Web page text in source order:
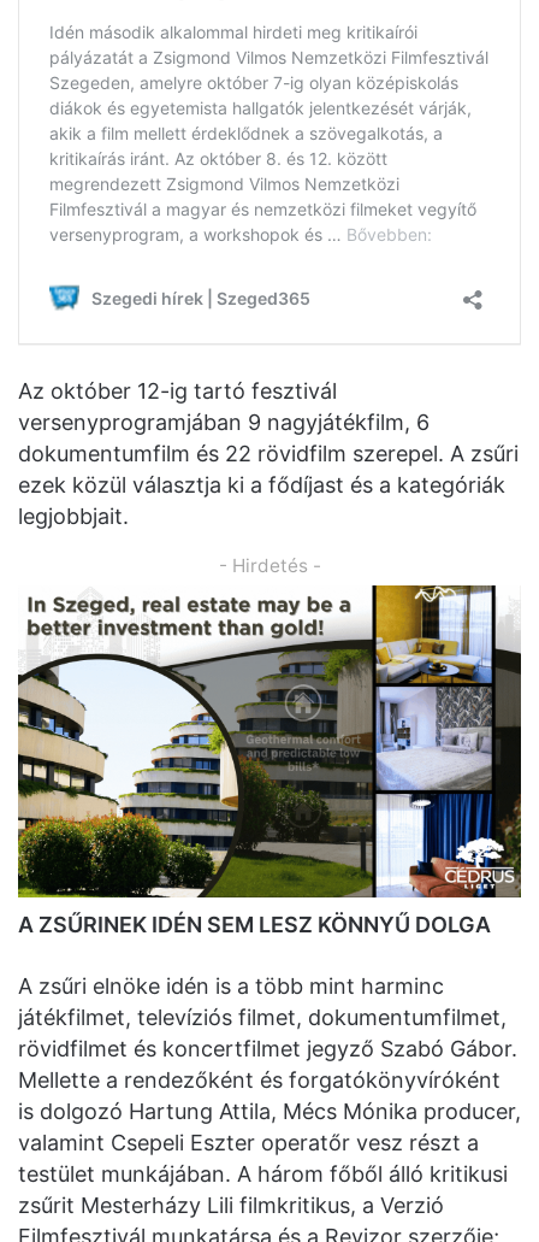
Az október 12-ig tartó fesztivál
versenyprogramjában 9 nagyjátékfilm, 6
dokumentumfilm és 22 rövidfilm szerepel. A zsűri
ezek közül választja ki a fődíjast és a kategóriák
legjobbjait.
- Hirdetés -
A ZSŰRINEK IDÉN SEM LESZ KÖNNYŰ DOLGA
A zsűri elnöke idén is a több mint harminc
játékfilmet, televíziós filmet, dokumentumfilmet,
rövidfilmet és koncertfilmet jegyző Szabó Gábor.
Mellette a rendezőként és forgatókönyvíróként
is dolgozó Hartung Attila, Mécs Mónika producer,
valamint Csepeli Eszter operatőr vesz részt a
testület munkájában. A három főből álló kritikusi
zsűrit Mesterházy Lili filmkritikus, a Verzió